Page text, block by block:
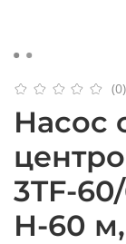
(0)
Насос
3TF-
Н-60 м,